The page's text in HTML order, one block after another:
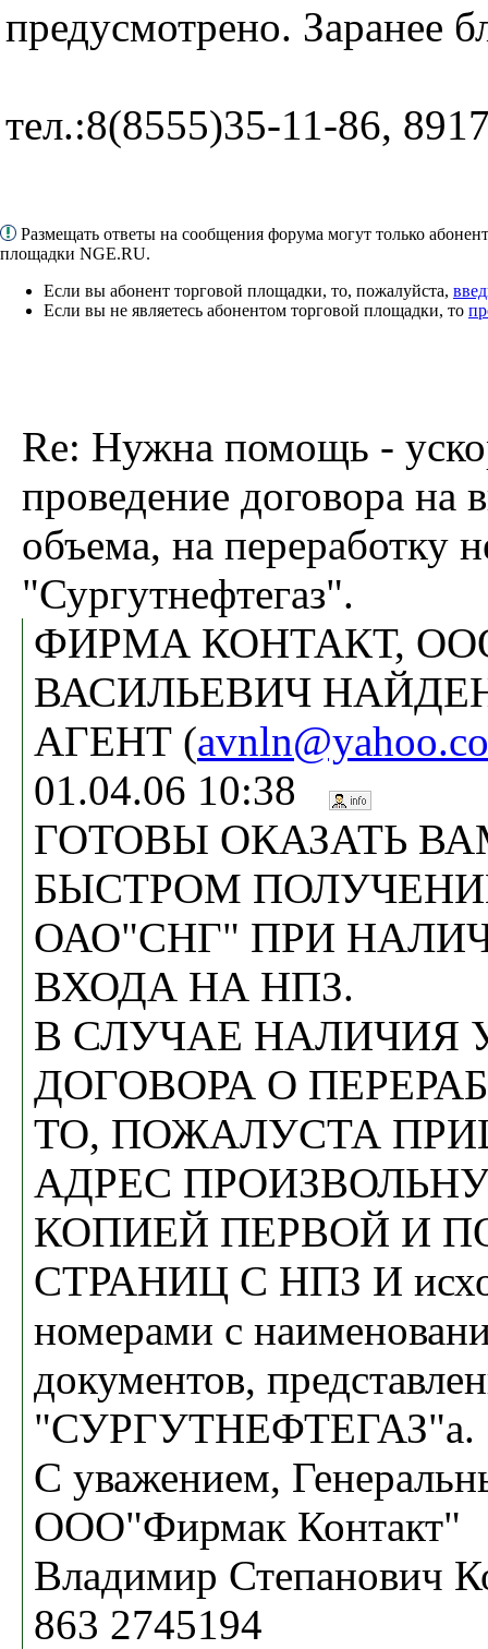
предусмотрено. Заранее
тел.:8(8555)35-11-86,
Размещать ответы на сообщения форума могут только
площадки NGE.RU.
Если вы абонент торговой площадки, то, пожалуйста,
Если вы не являетесь абонентом торговой площадки, то
Re: Нужна помощь -
проведение договора на
объема, на переработку
"Сургутнефтегаз".
ФИРМА КОНТАКТ,
ВАСИЛЬЕВИЧ
АГЕНТ (
01.04.06 10:38
ГОТОВЫ ОКАЗАТЬ
БЫСТРОМ
ОАО"СНГ" ПРИ
ВХОДА НА НПЗ.
В СЛУЧАЕ НАЛИЧИЯ
ДОГОВОРА О
ТО, ПОЖАЛУСТА
АДРЕС
КОПИЕЙ ПЕРВОЙ И
СТРАНИЦ С НПЗ И
номерами с
документов,
"СУРГУТНЕФТЕГАЗ"а.
С уважением,
ООО"Фирмак Контакт"
Владимир Степанович
863 2745194